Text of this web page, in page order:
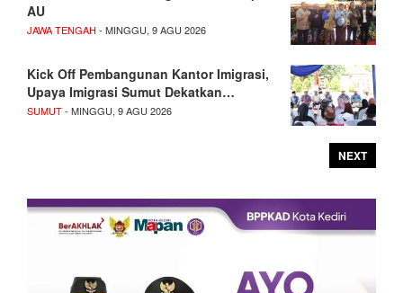
AU
JAWA TENGAH - MINGGU, 9 AGU 2026
Kick Off Pembangunan Kantor Imigrasi,
Upaya Imigrasi Sumut Dekatkan…
SUMUT- MINGGU, 9 AGU 2026
NEXT